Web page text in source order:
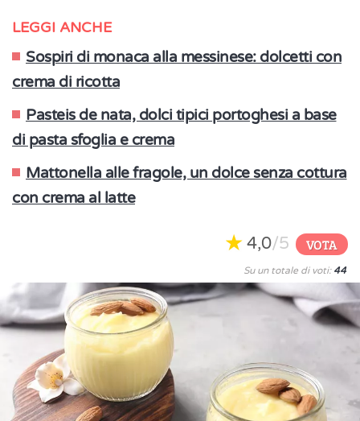
LEGGI ANCHE
Sospiri di monaca alla messinese: dolcetti con
crema di ricotta
Pasteis de nata, dolci tipici portoghesi a base
di pasta sfoglia e crema
Mattonella alle fragole, un dolce senza cottura
con crema al latte
4,0/5 VOTA
Su un totale di voti: 44